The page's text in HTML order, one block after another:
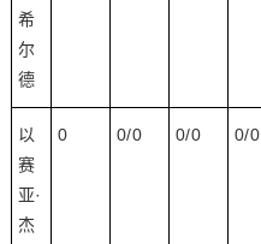
希
尔
德
以
赛
亚·
杰
0 0/0 0/0 0/0